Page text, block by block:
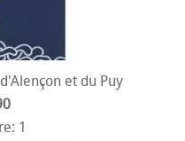
et du Puy
1